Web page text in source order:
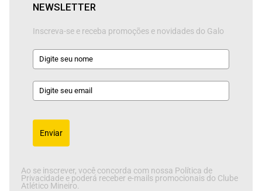
NEWSLETTER
Inscreva-se e receba promoções e novidades do Galo
Enviar
Ao se inscrever, você concorda com nossa Política de
Privacidade e poderá receber e-mails promocionais do Clube
Atlético Mineiro.